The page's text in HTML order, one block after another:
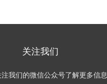
关注我们
我们的微信公众号了解更多信息